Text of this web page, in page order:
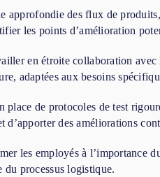
approfondie des flux de
les points d’amélioration
en étroite collaboration avec
adaptées aux besoins
place de protocoles de test
d’apporter des améliorations
les employés à l’importance
du processus logistique.